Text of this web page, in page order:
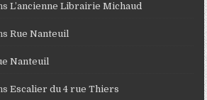
L’ancienne Librairie Michaud
Rue Nanteuil
Nanteuil
Escalier du 4 rue Thiers